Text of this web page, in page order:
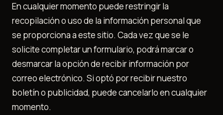
En cualquier momento puede restringir la
recopilación o uso de la información personal que
se proporciona a este sitio. Cada vez que se le
solicite completar un formulario, podrá marcar o
desmarcar la opción de recibir información por
correo electrónico. Si optó por recibir nuestro
boletín o publicidad, puede cancelarlo en cualquier
momento.